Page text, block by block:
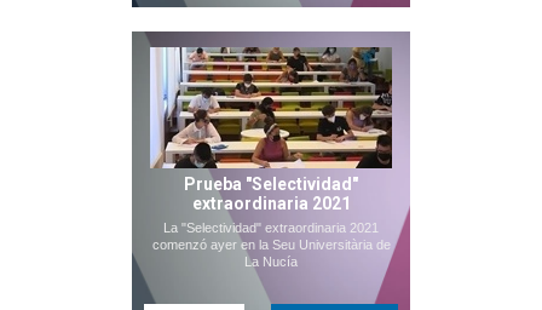
Prueba "Selectividad"
extraordinaria 2021
La "Selectividad" extraordinaria 2021
comenzó ayer en la Seu Universitària de
La Nucía